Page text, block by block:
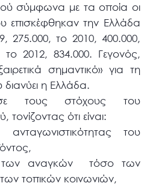
σύμφωνα με τα οποία οι
επισκέφθηκαν την Ελλάδα
275.000, το 2010, 400.000,
2012, 834.000. Γεγονός,
σημαντικό» για τη
η Ελλάδα.
τους στόχους του
ότι είναι:
του
αναγκών τόσο των
τοπικών κοινωνιών,